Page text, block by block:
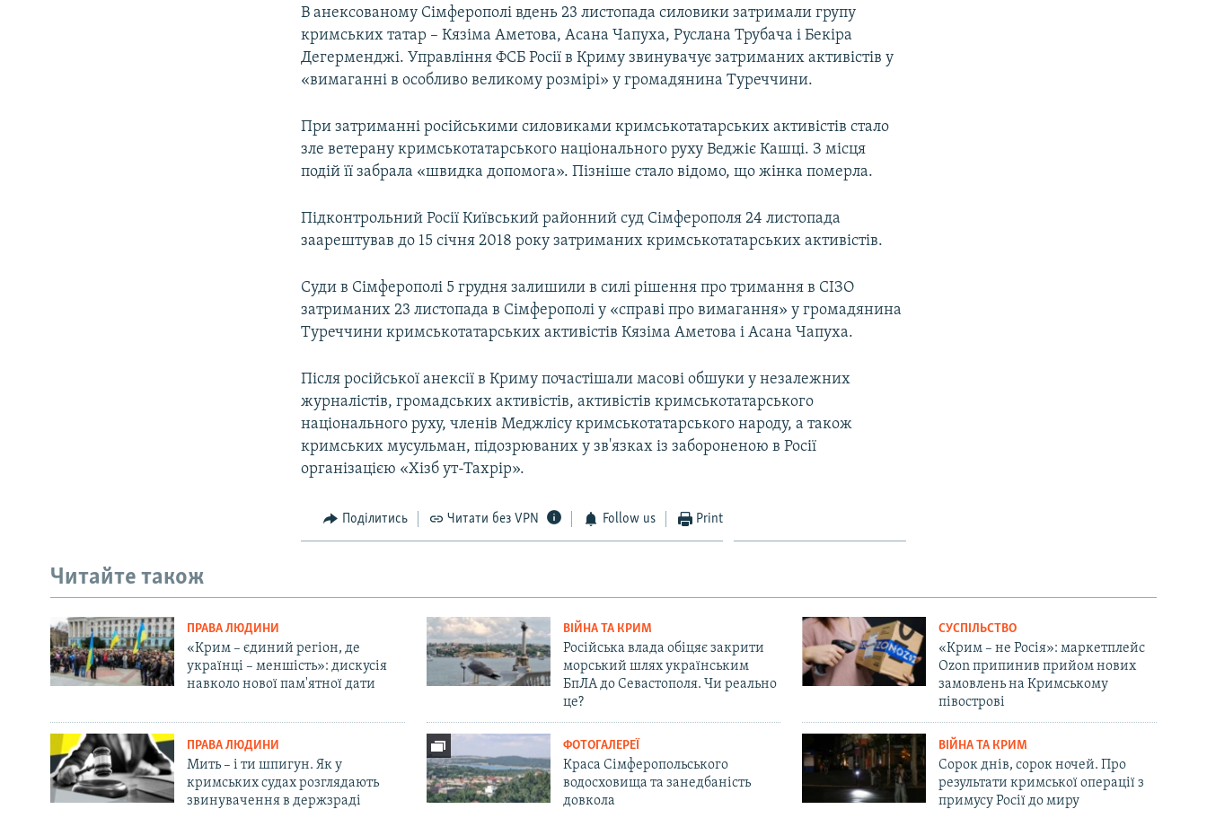
В анексованому Сімферополі вдень 23 листопада силовики затримали групу
кримських татар – Кязіма Аметова, Асана Чапуха, Руслана Трубача і Бекіра
Дегерменджі. Управління ФСБ Росії в Криму звинувачує затриманих активістів у
«вимаганні в особливо великому розмірі» у громадянина Туреччини.
При затриманні російськими силовиками кримськотатарських активістів стало
зле ветерану кримськотатарського національного руху Веджіє Кашці. З місця
подій її забрала «швидка допомога». Пізніше стало відомо, що жінка померла.
Підконтрольний Росії Київський районний суд Сімферополя 24 листопада
заарештував до 15 січня 2018 року затриманих кримськотатарських активістів.
Суди в Сімферополі 5 грудня залишили в силі рішення про тримання в СІЗО
затриманих 23 листопада в Сімферополі у «справі про вимагання» у громадянина
Туреччини кримськотатарських активістів Кязіма Аметова і Асана Чапуха.
Після російської анексії в Криму почастішали масові обшуки у незалежних
журналістів, громадських активістів, активістів кримськотатарського
національного руху, членів Меджлісу кримськотатарського народу, а також
кримських мусульман, підозрюваних у зв'язках із забороненою в Росії
організацією «Хізб ут-Тахрір».
Поділитись Читати без VPN Follow us Print
Читайте також
ПРАВА ЛЮДИНИ
«Крим – єдиний регіон, де
українці – меншість»: дискусія
навколо нової пам'ятної дати
ВІЙНА ТА КРИМ
Російська влада обіцяє закрити
морський шлях українським
БпЛА до Севастополя. Чи реально
це?
СУСПІЛЬСТВО
«Крим – не Росія»: маркетплейс
Ozon припинив прийом нових
замовлень на Кримському
півострові
ПРАВА ЛЮДИНИ
Мить – і ти шпигун. Як у
кримських судах розглядають
звинувачення в держзраді
ФОТОГАЛЕРЕЇ
Краса Сімферопольського
водосховища та занедбаність
довкола
ВІЙНА ТА КРИМ
Сорок днів, сорок ночей. Про
результати кримської операції з
примусу Росії до миру